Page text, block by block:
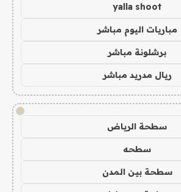
yalla shoot
مباريات اليوم مباشر
برشلونة مباشر
ريال مدريد مباشر
!
سطحة الرياض
سطحه
سطحة بين المدن